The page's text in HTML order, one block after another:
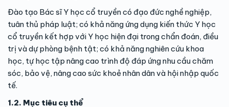
Đào tạo Bác sĩ Y học cổ truyền có đạo đức nghề nghiệp,
tuân thủ pháp luật; có khả năng ứng dụng kiến thức Y học
cổ truyền kết hợp với Y học hiện đại trong chẩn đoán, điều
trị và dự phòng bệnh tật; có khả năng nghiên cứu khoa
học, tự học tập nâng cao trình độ đáp ứng nhu cầu chăm
sóc, bảo vệ, nâng cao sức khoẻ nhân dân và hội nhập quốc
tế.
1.2. Mục tiêu cụ thể